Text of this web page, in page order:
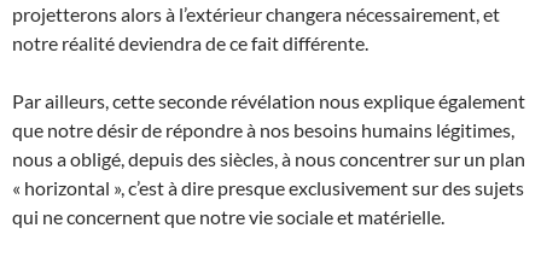
projetterons alors à l’extérieur changera nécessairement, et
notre réalité deviendra de ce fait différente.
Par ailleurs, cette seconde révélation nous explique également
que notre désir de répondre à nos besoins humains légitimes,
nous a obligé, depuis des siècles, à nous concentrer sur un plan
« horizontal », c’est à dire presque exclusivement sur des sujets
qui ne concernent que notre vie sociale et matérielle.